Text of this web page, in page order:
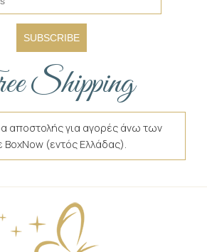
SUBSCRIBE
Shipping
αποστολής για αγορές άνω των
BoxNow (εντός Ελλάδας).